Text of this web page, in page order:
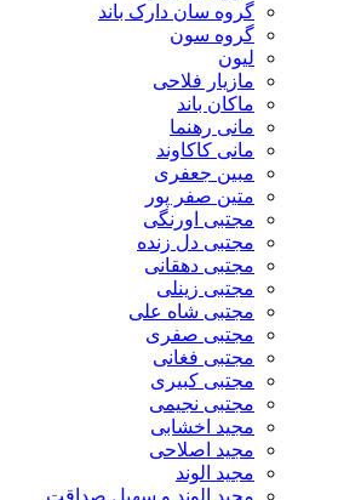
گروه سان دارک باند
گروه سون
لیون
مازیار فلاحی
ماکان باند
مانی رهنما
مانی کاکاوند
مبین جعفری
متین صفر پور
مجتبی اورنگی
مجتبی دل زنده
مجتبی دهقانی
مجتبی زینلی
مجتبی شاه علی
مجتبی صفری
مجتبی فغانی
مجتبی کبیری
مجتبی نجیمی
مجید اخشابی
مجید اصلاحی
مجید الوند‎